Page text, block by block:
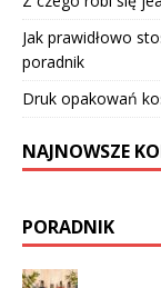
Jak prawidłowo
poradnik
Druk opakowań
NAJNOWSZE
PORADNIK